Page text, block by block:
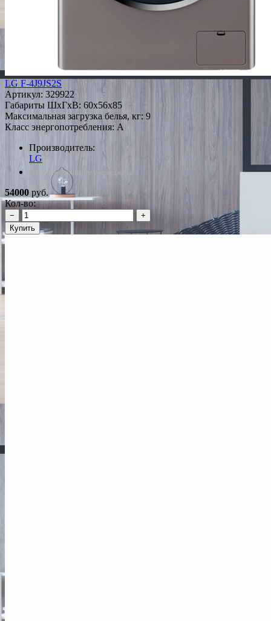
LG F-4J9JS2S
Артикул: 329922
Габариты ШxГxВ: 60x56x85
Максимальная загрузка белья, кг: 9
Класс энергопотребления: A
Производитель:
LG
*Наличие уточняйте у менеджера
54000 руб.
Кол-во:
−
+
Купить